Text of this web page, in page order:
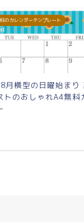
のカレンダーテンプレート
月横型の日曜始まり
トのおしゃれA4無料